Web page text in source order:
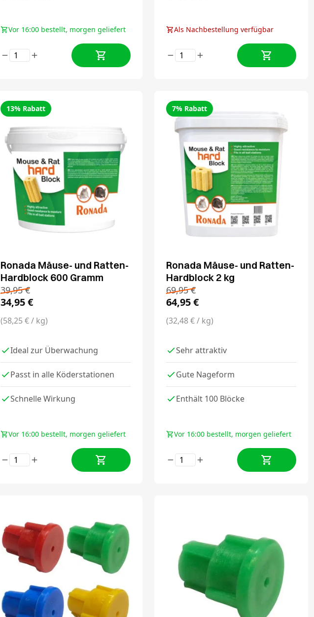
Vor 16:00 bestellt, morgen geliefert Als Nachbestellung verfügbar
13% Rabatt
Ronada Mäuse- und Ratten-
Hardblock 600 Gramm
39,95€
34,95€
(58,25 € / kg)
Ideal zur Überwachung
Passt in alle Köderstationen
Schnelle Wirkung
Vor 16:00 bestellt, morgen geliefert
7% Rabatt
Ronada Mäuse- und Ratten-
Hardblock 2 kg
69,95€
64,95€
(32,48 € / kg)
Sehr attraktiv
Gute Nageform
Enthält 100 Blöcke
Vor 16:00 bestellt, morgen geliefert